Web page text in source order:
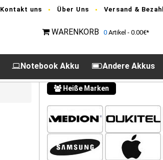
Kontakt uns Über Uns Versand &
WARENKORB 0 Artikel - 0.00€*
Notebook Akku Andere Akkus
Heiße Marken